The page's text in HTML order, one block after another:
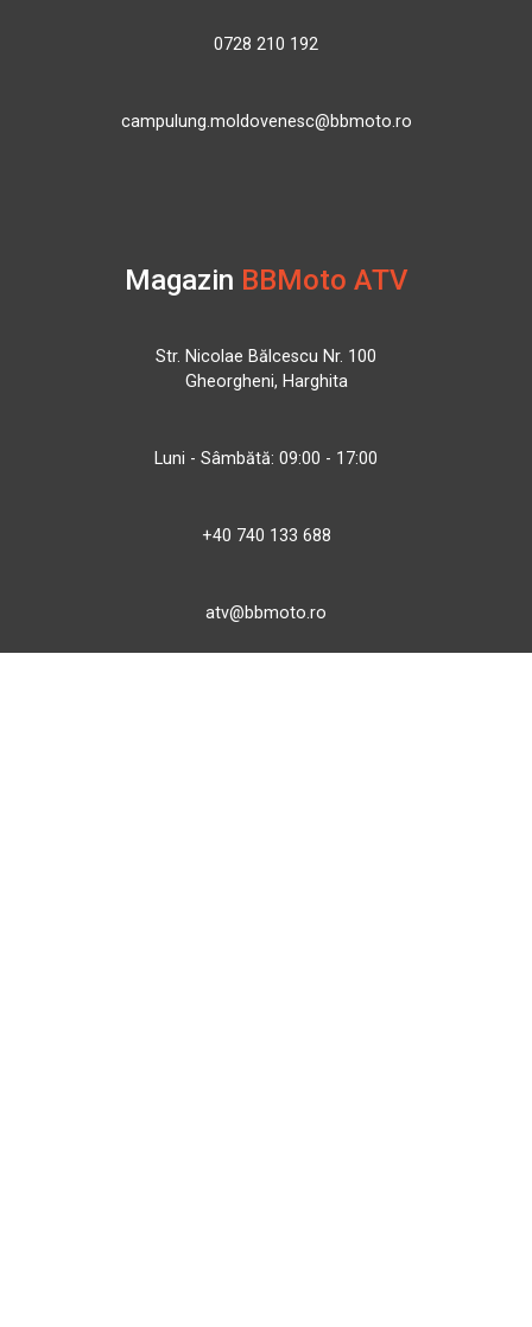
0728 210 192
campulung.moldovenesc@bbmoto.ro
Magazin BBMoto ATV
Str. Nicolae Bălcescu Nr. 100
Gheorgheni, Harghita
Luni - Sâmbătă: 09:00 - 17:00
+40 740 133 688
atv@bbmoto.ro